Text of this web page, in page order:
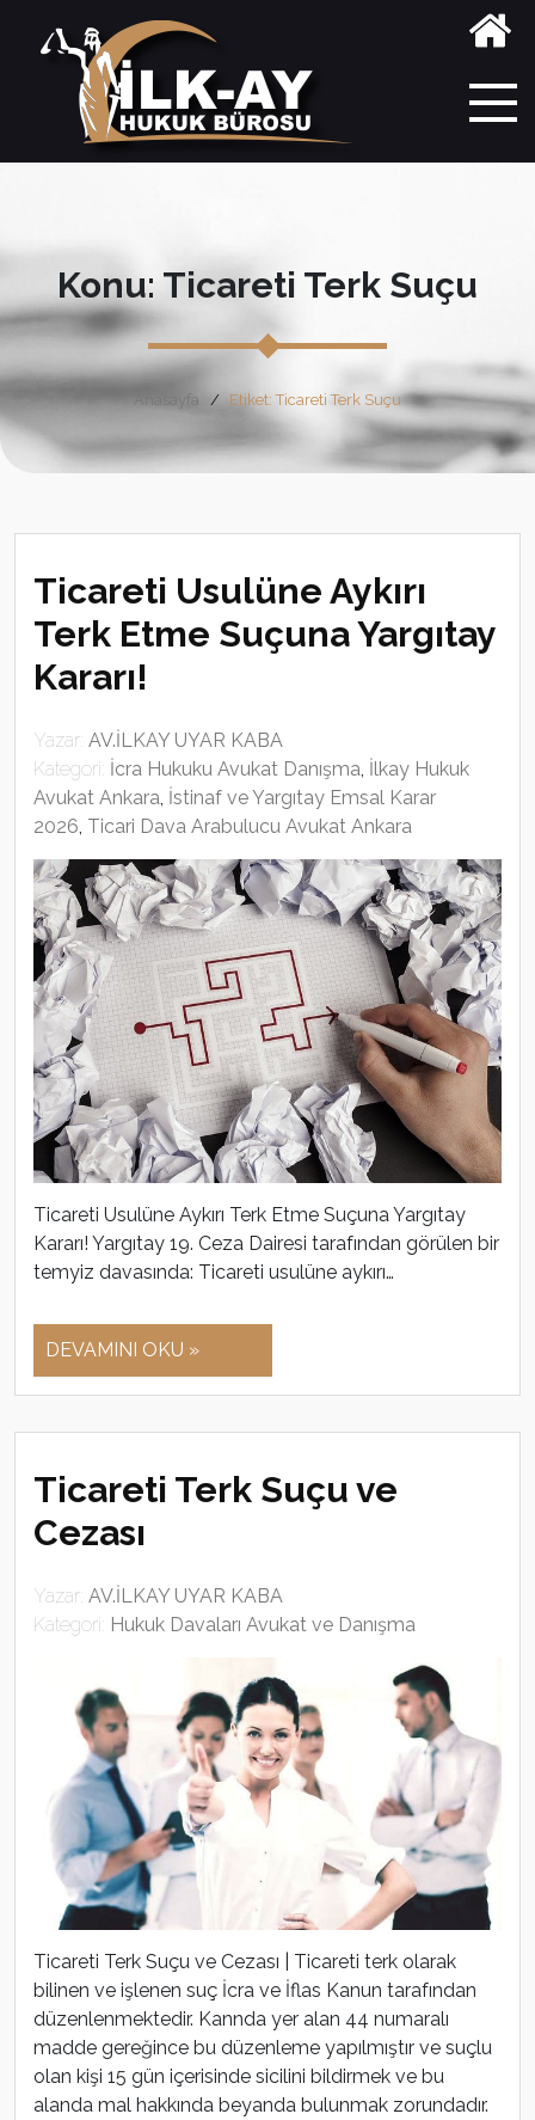
Konu: Ticareti Terk Suçu
Anasayfa Etiket: Ticareti Terk Suçu
Ticareti Usulüne Aykırı
Terk Etme Suçuna Yargıtay
Kararı!
Yazar: AV.İLKAY UYAR KABA
Kategori: İcra Hukuku Avukat Danışma, İlkay Hukuk
Avukat Ankara, İstinaf ve Yargıtay Emsal Karar
2026, Ticari Dava Arabulucu Avukat Ankara
Ticareti Usulüne Aykırı Terk Etme Suçuna Yargıtay
Kararı! Yargıtay 19. Ceza Dairesi tarafından görülen bir
temyiz davasında: Ticareti usulüne aykırı…
DEVAMINI OKU »
Ticareti Terk Suçu ve
Cezası
Yazar: AV.İLKAY UYAR KABA
Kategori: Hukuk Davaları Avukat ve Danışma
Ticareti Terk Suçu ve Cezası | Ticareti terk olarak
bilinen ve işlenen suç İcra ve İflas Kanun tarafından
düzenlenmektedir. Kannda yer alan 44 numaralı
madde gereğince bu düzenleme yapılmıştır ve suçlu
olan kişi 15 gün içerisinde sicilini bildirmek ve bu
alanda mal hakkında beyanda bulunmak zorundadır.